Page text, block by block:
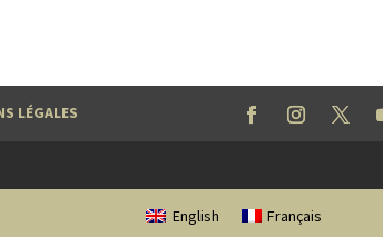
LÉGALES
English Français